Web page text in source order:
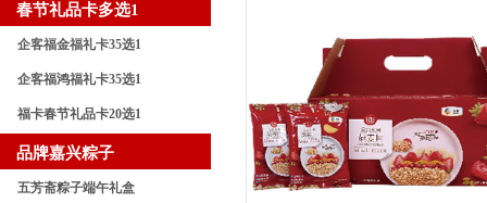
春节礼品卡多选1
企客福金福礼卡35选1
企客福鸿福礼卡35选1
福卡春节礼品卡20选1
品牌嘉兴粽子
五芳斋粽子端午礼盒